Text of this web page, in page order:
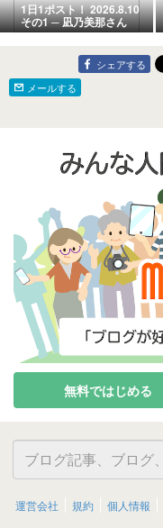
1日1ポスト！ 2026.8.10
その1 ─ 凪乃美那さん
2026.4.14 二子玉川周辺
─
シェアする
メールする
無料ではじめる
運営会社 規約 個人情報